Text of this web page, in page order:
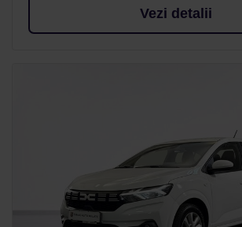
Vezi detalii